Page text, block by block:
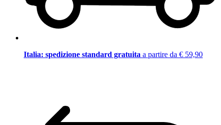
Italia: spedizione standard gratuita a partire da € 59,90